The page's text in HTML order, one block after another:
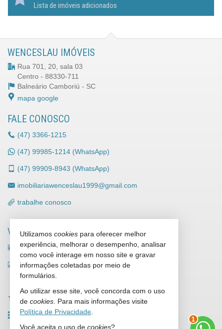
Lista de imóveis adicionados
WENCESLAU IMÓVEIS
Rua 701, 20, sala 03
Centro - 88330-711
Balneário Camboriú - SC
mapa google
FALE CONOSCO
(47) 3366-1215
(47) 99985-1214 (WhatsApp)
(47) 99909-8943 (WhatsApp)
imobiliariawenceslau1999@gmail.com
trabalhe conosco
VEJA MAIS
receba nosso newsletter
indicadores financeiros
imóveis favoritos
mapa de imóveis
1
Utilizamos cookies para oferecer melhor
experiência, melhorar o desempenho, analisar
como você interage em nosso site e gravar
informações coletadas por meio de
formulários.
Ao utilizar esse site, você concorda com o uso
de cookies . Para mais informações visite
Política de Privacidade
Você aceita o uso de cookies?